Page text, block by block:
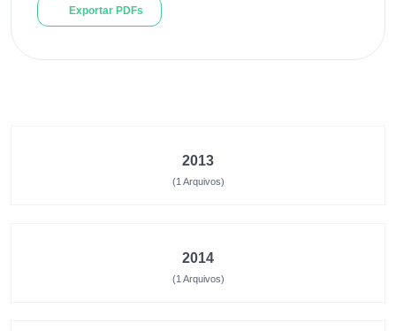
Exportar PDFs
2013
(1 Arquivos)
2014
(1 Arquivos)